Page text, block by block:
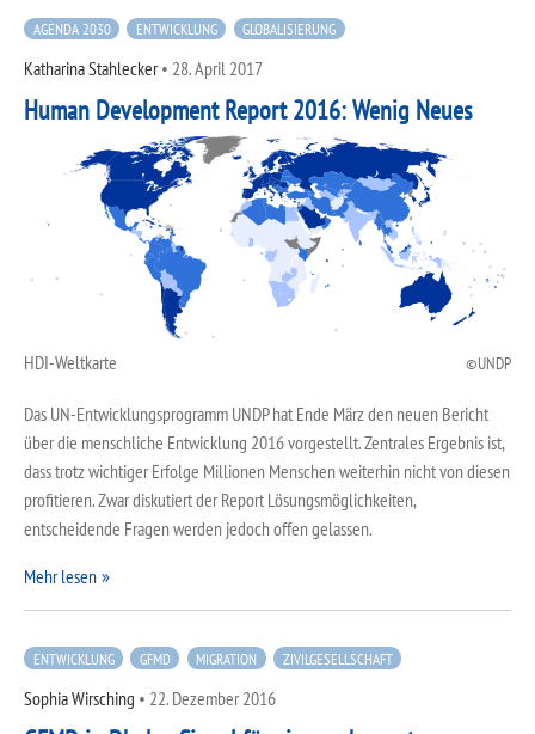
AGENDA 2030 ENTWICKLUNG GLOBALISIERUNG
Katharina Stahlecker• 28. April 2017
Human Development Report 2016: Wenig Neues
HDI-Weltkarte UNDP
Das UN-Entwicklungsprogramm UNDP hat Ende März den neuen Bericht
über die menschliche Entwicklung 2016 vorgestellt. Zentrales Ergebnis ist,
dass trotz wichtiger Erfolge Millionen Menschen weiterhin nicht von diesen
profitieren. Zwar diskutiert der Report Lösungsmöglichkeiten,
entscheidende Fragen werden jedoch offen gelassen.
Mehr lesen
ENTWICKLUNG GFMD MIGRATION ZIVILGESELLSCHAFT
Sophia Wirsching • 22. Dezember 2016